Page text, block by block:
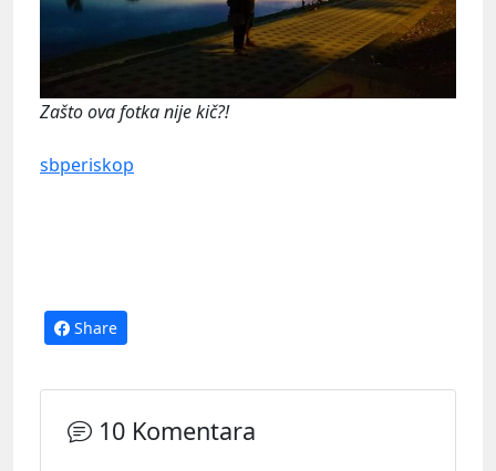
Zašto ova fotka nije kič?!
sbperiskop
Share
10 Komentara